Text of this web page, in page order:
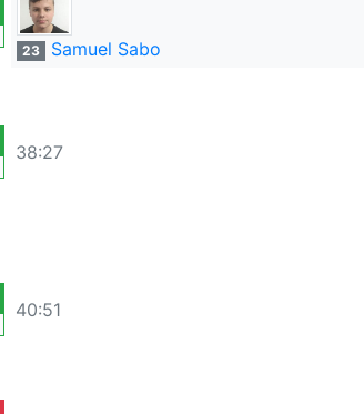
23
Samuel Sabo
38:27
40:51